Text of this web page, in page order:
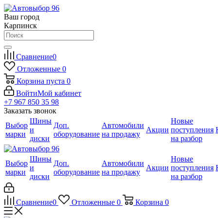
Ваш город
Карпинск
Сравнение0
Отложенные 0
Корзина пуста 0
ВойтиМой кабинет
+7 967 850 35 98
Заказать звонок
Выбор
марки
Шины
и
диски
Доп.
оборудование
Автомобили
на продажу
Акции
Новые
поступления
на разбор
Выбор
марки
Шины
и
диски
Доп.
оборудование
Автомобили
на продажу
Акции
Новые
поступления
на разбор
Сравнение0 Отложенные 0 Корзина 0